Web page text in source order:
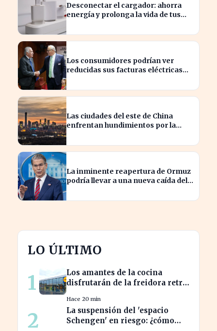
Desconectar el cargador: ahorra
energía y prolonga la vida de tus
Los consumidores podrían ver
reducidas sus facturas eléctricas
para Iberdrola y Endesa.
Las ciudades del este de China
enfrentan hundimientos por la
subterránea
La inminente reapertura de Ormuz
podría llevar a una nueva caída del
LO ÚLTIMO
1
Los amantes de la cocina
disfrutarán de la freidora retro
Hace 20 min
2
La suspensión del 'espacio
Schengen' en riesgo: ¿cómo